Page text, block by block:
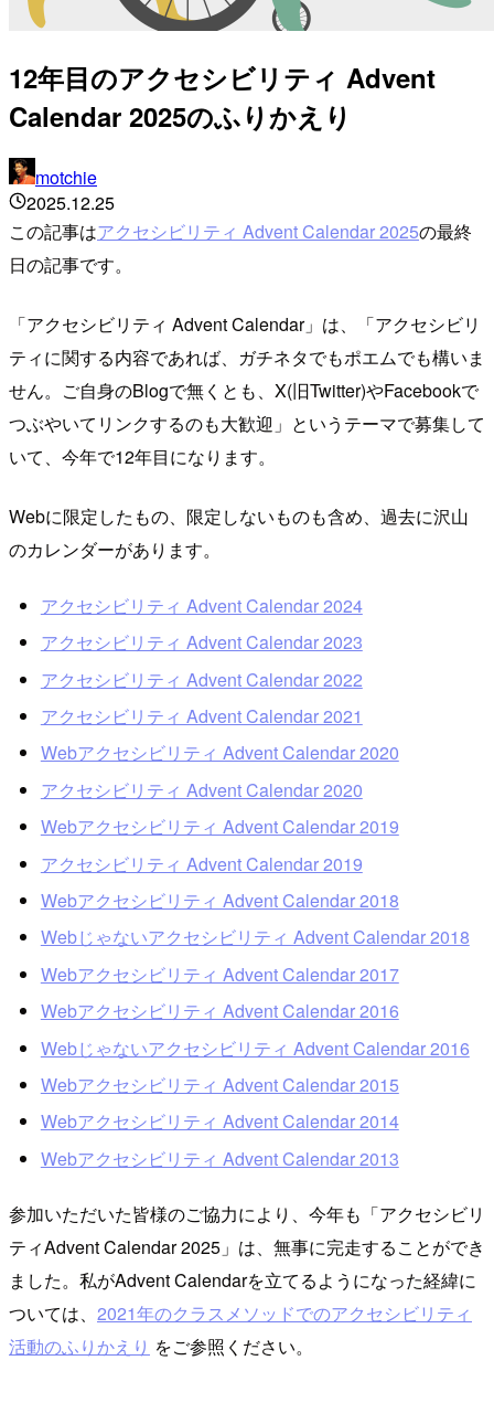
12年目のアクセシビリティ Advent
Calendar 2025のふりかえり
motchie
2025.12.25
この記事はアクセシビリティ Advent Calendar 2025の最終
日の記事です。
「アクセシビリティ Advent Calendar」は、「アクセシビリ
ティに関する内容であれば、ガチネタでもポエムでも構いま
せん。ご自身のBlogで無くとも、X(旧Twitter)やFacebookで
つぶやいてリンクするのも大歓迎」というテーマで募集して
いて、今年で12年目になります。
Webに限定したもの、限定しないものも含め、過去に沢山
のカレンダーがあります。
アクセシビリティ Advent Calendar 2024
アクセシビリティ Advent Calendar 2023
アクセシビリティ Advent Calendar 2022
アクセシビリティ Advent Calendar 2021
Webアクセシビリティ Advent Calendar 2020
アクセシビリティ Advent Calendar 2020
Webアクセシビリティ Advent Calendar 2019
アクセシビリティ Advent Calendar 2019
Webアクセシビリティ Advent Calendar 2018
Webじゃないアクセシビリティ Advent Calendar 2018
Webアクセシビリティ Advent Calendar 2017
Webアクセシビリティ Advent Calendar 2016
Webじゃないアクセシビリティ Advent Calendar 2016
Webアクセシビリティ Advent Calendar 2015
Webアクセシビリティ Advent Calendar 2014
Webアクセシビリティ Advent Calendar 2013
参加いただいた皆様のご協力により、今年も「アクセシビリ
ティAdvent Calendar 2025」は、無事に完走することができ
ました。私がAdvent Calendarを立てるようになった経緯に
ついては、 2021年のクラスメソッドでのアクセシビリティ
活動のふりかえり をご参照ください。